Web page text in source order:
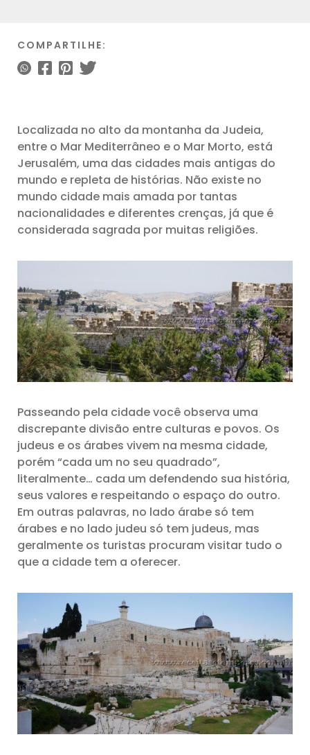
COMPARTILHE:
Localizada no alto da montanha da Judeia,
entre o Mar Mediterrâneo e o Mar Morto, está
Jerusalém, uma das cidades mais antigas do
mundo e repleta de histórias. Não existe no
mundo cidade mais amada por tantas
nacionalidades e diferentes crenças, já que é
considerada sagrada por muitas religiões.
Passeando pela cidade você observa uma
discrepante divisão entre culturas e povos. Os
judeus e os árabes vivem na mesma cidade,
porém “cada um no seu quadrado”,
literalmente… cada um defendendo sua história,
seus valores e respeitando o espaço do outro.
Em outras palavras, no lado árabe só tem
árabes e no lado judeu só tem judeus, mas
geralmente os turistas procuram visitar tudo o
que a cidade tem a oferecer.